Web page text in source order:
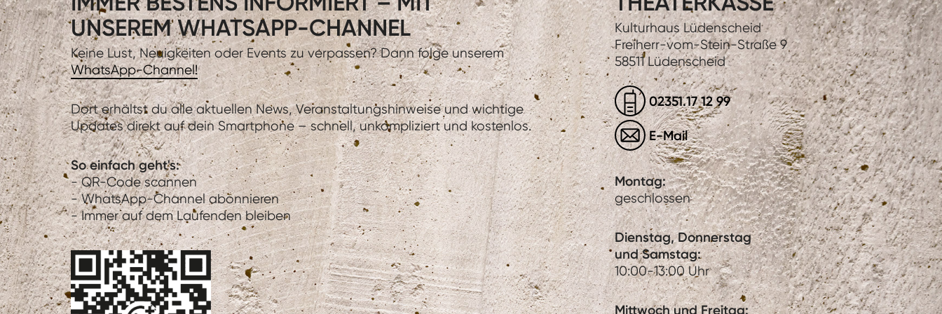
UNSEREM WHATSAPP-CHANNEL
Keine Lust, Neuigkeiten oder Events zu verpassen? Dann folge unserem
WhatsApp-Channel!
Dort erhältst du alle aktuellen News, Veranstaltungshinweise und wichtige
Updates direkt auf dein Smartphone – schnell, unkompliziert und kostenlos.
So einfach geht's:
- QR-Code scannen
- WhatsApp-Channel abonnieren
- Immer auf dem Laufenden bleiben
Kulturhaus Lüdenscheid
Freiherr-vom-Stein-Straße 9
58511 Lüdenscheid
02351.17 12 99
E-Mail
Montag:
geschlossen
Dienstag, Donnerstag
und Samstag:
10:00-13:00 Uhr
Mittwoch und Freitag: